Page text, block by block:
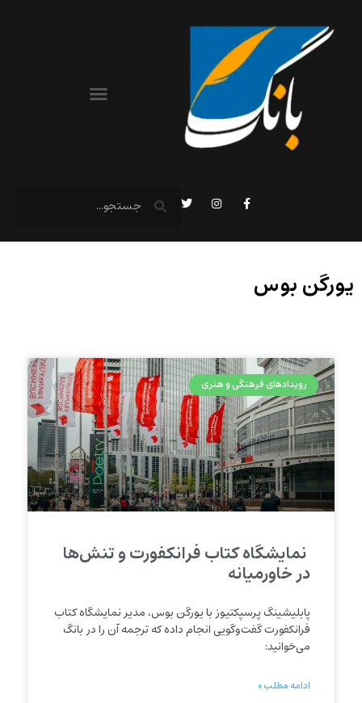
یورگن بوس
رویدادهای فرهنگی و هنری
نمایشگاه کتاب فرانکفورت و تنش‌ها
در خاورمیانه
پابلیشینگ پرسپکتیوز با یورگن بوس، مدیر نمایشگاه کتاب
فرانکفورت گفت‌وگویی انجام داده که ترجمه آن را در بانگ
می‌خوانید:
ادامه مطلب »